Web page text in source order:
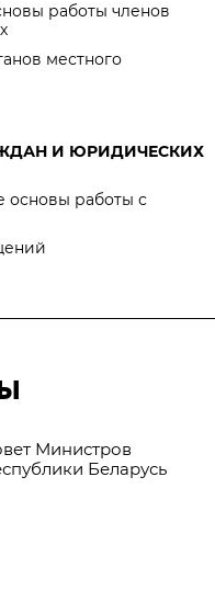
работы членов
местного
И ЮРИДИЧЕСКИХ
основы работы с
Министров
Беларусь